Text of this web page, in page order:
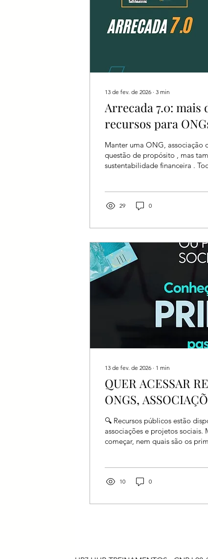
13 de fev. de 2026 ∙ 3 min
Arrecada 7.0:
recursos para
Sociais
Manter uma ONG, associação
questão de propósito , mas
sustentabilidade financeira .
para ONGs, Associações e
29 0
13 de fev. de 2026 ∙ 1 min
QUER ACESSAR
ONGS,
🔍 Recursos públicos estão
associações e projetos
começar, nem quais são os
pública, com ações sociais,
10 0